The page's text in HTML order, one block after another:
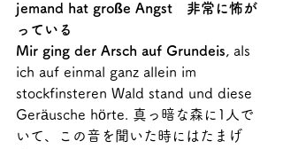
jemand hat große Angst　非常に怖が
っている
Mir ging der Arsch auf Grundeis , als
ich auf einmal ganz allein im
stockfinsteren Wald stand und diese
Geräusche hörte. 真っ暗な森に1人で
いて、この音を聞いた時にはたまげ